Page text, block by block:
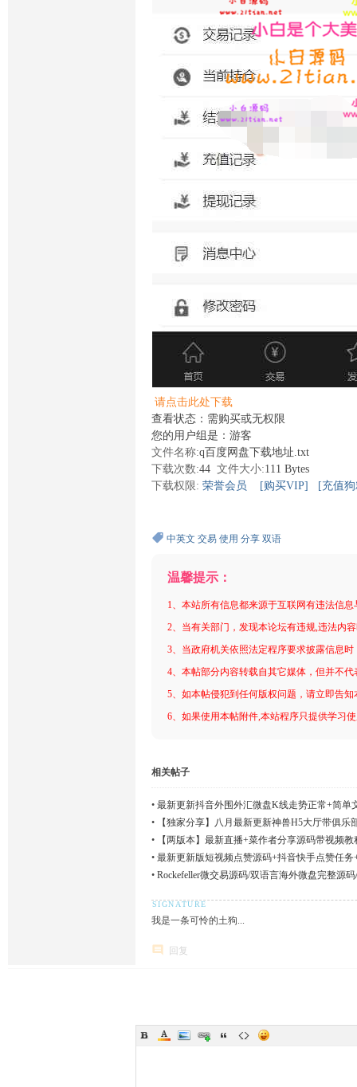
请点击此处下载
查看状态：需购买或无权限
您的用户组是：游客
文件名称:q百度网盘下载地址.txt
下载次数:44 文件大小:111 Bytes
下载权限: 荣誉会员 [购买VIP] [充值
中英文 交易 使用 分享 双语
温馨提示：
1、本站所有信息都来源于互联网有违法信
2、当有关部门，发现本论坛有违规,违法内
3、当政府机关依照法定程序要求披露信息
4、本帖部分内容转载自其它媒体，但并不
5、如本帖侵犯到任何版权问题，请立即告
6、如果使用本帖附件,本站程序只提供学习
相关帖子
• 最新更新抖音外围外汇微盘K线走势正常+简单
•
【独家分享】八月最新更新神兽H5大厅带俱
•
【两版本】最新直播+菜作者分享源码带视频
• 最新更新版短视频点赞源码+抖音快手点赞任
• Rockefeller微交易源码/双语言海外微盘完整源
我是一条可怜的土狗...
回复